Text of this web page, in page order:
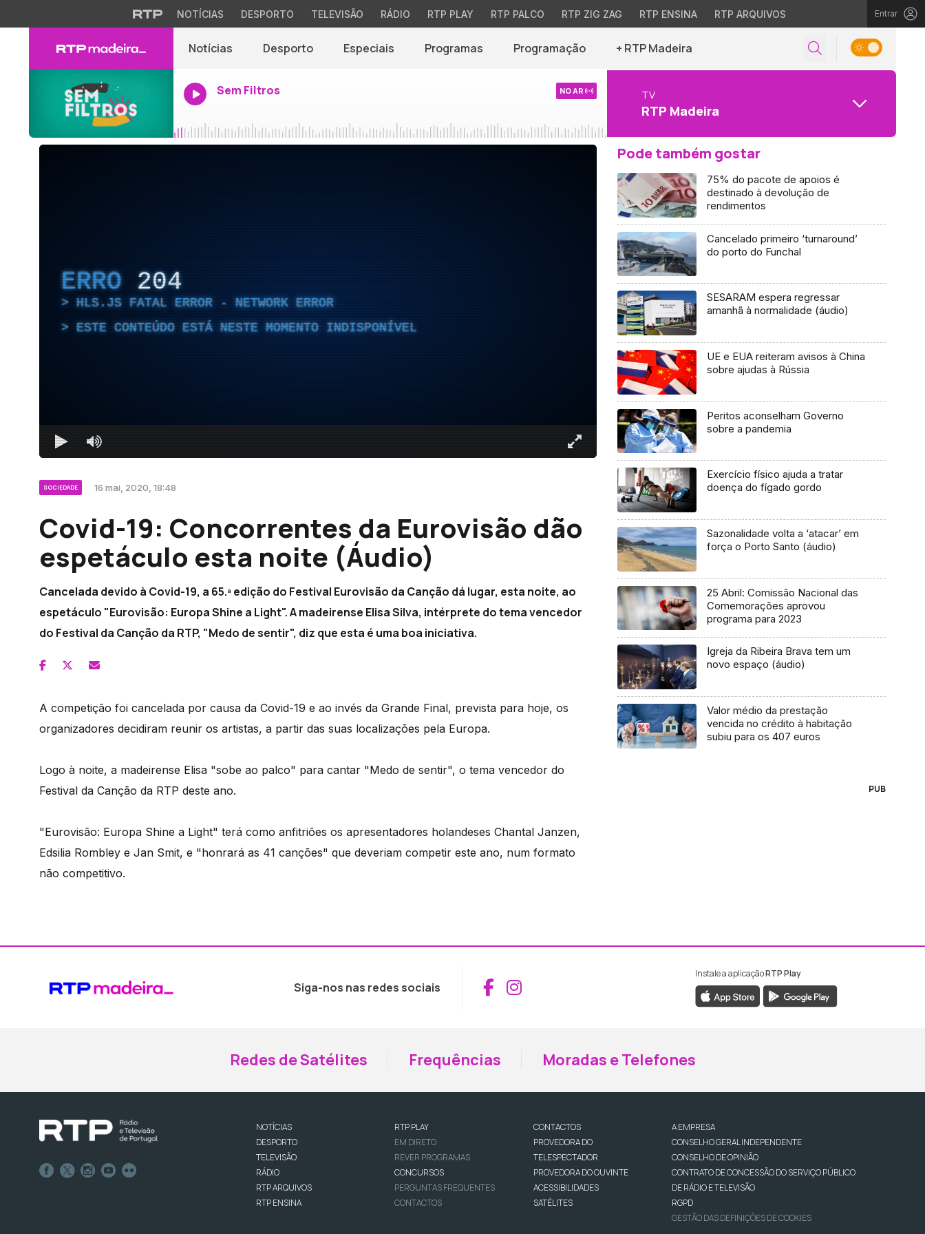
NOTÍCIAS DESPORTO TELEVISÃO RÁDIO RTP PLAY RTP PALCO RTP ZIG ZAG RTP ENSINA RTP ARQUIVOS Entrar
Notícias Desporto Especiais Programas Programação + RTP Madeira
Sem Filtros NO AR TV
RTP Madeira
ERRO 204
HLS.JS FATAL ERROR - NETWORK ERROR
ESTE CONTEÚDO ESTÁ NESTE MOMENTO INDISPONÍVEL
SOCIEDADE 16 mai, 2020, 18:48
Covid-19: Concorrentes da Eurovisão dão
espetáculo esta noite (Áudio)
Cancelada devido à Covid-19, a 65.ª edição do Festival Eurovisão da Canção dá lugar, esta noite, ao
espetáculo "Eurovisão: Europa Shine a Light". A madeirense Elisa Silva, intérprete do tema vencedor
do Festival da Canção da RTP, "Medo de sentir", diz que esta é uma boa iniciativa.
A competição foi cancelada por causa da Covid-19 e ao invés da Grande Final, prevista para hoje, os
organizadores decidiram reunir os artistas, a partir das suas localizações pela Europa.
Logo à noite, a madeirense Elisa "sobe ao palco" para cantar "Medo de sentir", o tema vencedor do
Festival da Canção da RTP deste ano.
"Eurovisão: Europa Shine a Light" terá como anfitriões os apresentadores holandeses Chantal Janzen,
Edsilia Rombley e Jan Smit, e "honrará as 41 canções" que deveriam competir este ano, num formato
não competitivo.
Pode também gostar
75% do pacote de apoios é
destinado à devolução de
rendimentos
Cancelado primeiro ‘turnaround’
do porto do Funchal
SESARAM espera regressar
amanhã à normalidade (áudio)
UE e EUA reiteram avisos à China
sobre ajudas à Rússia
Peritos aconselham Governo
sobre a pandemia
Exercício físico ajuda a tratar
doença do fígado gordo
Sazonalidade volta a ‘atacar’ em
força o Porto Santo (áudio)
25 Abril: Comissão Nacional das
Comemorações aprovou
programa para 2023
Igreja da Ribeira Brava tem um
novo espaço (áudio)
Valor médio da prestação
vencida no crédito à habitação
subiu para os 407 euros
PUB
Siga-nos nas redes sociais Aceder ao Facebook da RTP Madeira
Aceder ao Instagram da RTP Madeira
Instale a aplicaçãoRTP Play
Redes de Satélites Frequências Moradas e Telefones
NOTÍCIAS
DESPORTO
TELEVISÃO
RÁDIO
RTP ARQUIVOS
RTP ENSINA
RTP PLAY
EM DIRETO
REVER PROGRAMAS
CONCURSOS
PERGUNTAS FREQUENTES
CONTACTOS
CONTACTOS
PROVEDORA DO
TELESPECTADOR
PROVEDORA DO OUVINTE
ACESSIBILIDADES
SATÉLITES
A EMPRESA
CONSELHO GERAL INDEPENDENTE
CONSELHO DE OPINIÃO
CONTRATO DE CONCESSÃO DO SERVIÇO PÚBLICO
DE RÁDIO E TELEVISÃO
RGPD
GESTÃO DAS DEFINIÇÕES DE COOKIES